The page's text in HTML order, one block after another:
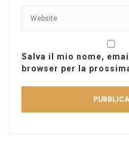
Salva il mio nome,
browser per la